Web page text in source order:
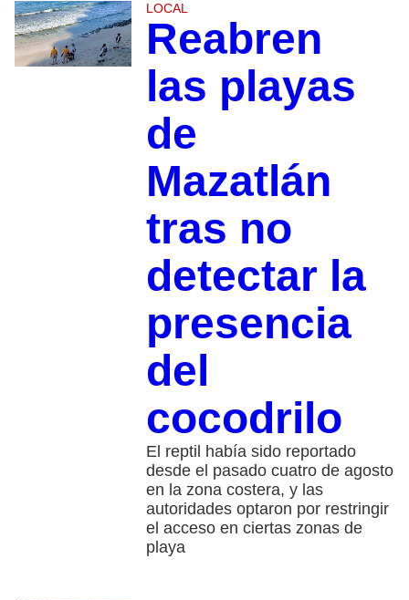
LOCAL
Reabren
las playas
de
Mazatlán
tras no
detectar la
presencia
del
cocodrilo
El reptil había sido reportado
desde el pasado cuatro de agosto
en la zona costera, y las
autoridades optaron por restringir
el acceso en ciertas zonas de
playa